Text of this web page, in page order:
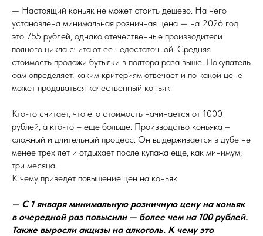
— Настоящий коньяк не может стоить дешево. На него
установлена минимальная розничная цена — на 2026 год
это 755 рублей, однако отечественные производители
полного цикла считают ее недостаточной. Средняя
стоимость продажи бутылки в полтора раза выше. Покупатель
сам определяет, каким критериям отвечает и по какой цене
может продаваться качественный коньяк.
Кто-то считает, что его стоимость начинается от 1000
рублей, а кто-то – еще больше. Производство коньяка –
сложный и длительный процесс. Он выдерживается в дубе не
менее трех лет и отдыхает после купажа еще, как минимум,
три месяца.
К чему приведет повышение цен на коньяк
— С 1 января минимальную розничную цену на коньяк
в очередной раз повысили — более чем на 100 рублей.
Также выросли акцизы на алкоголь. К чему это